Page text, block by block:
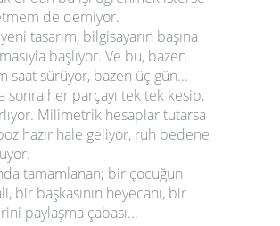
de demiyor.
tasarım, bilgisayarın başına
başlıyor. Ve bu, bazen
saat sürüyor, bazen üç gün...
sonra her parçayı tek tek kesip,
Milimetrik hesaplar tutarsa
hazır hale geliyor, ruh bedene
tamamlanan; bir çocuğun
bir başkasının heyecanı, bir
paylaşma çabası...